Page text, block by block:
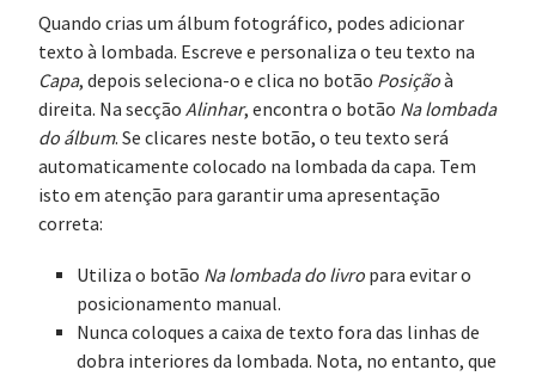
Quando crias um álbum fotográfico, podes adicionar
texto à lombada. Escreve e personaliza o teu texto na
Capa, depois seleciona-o e clica no botão Posiçãoà
direita. Na secção Alinhar, encontra o botão Na lombada
do álbum. Se clicares neste botão, o teu texto será
automaticamente colocado na lombada da capa. Tem
isto em atenção para garantir uma apresentação
correta:
Utiliza o botão Na lombada do livro para evitar o
posicionamento manual.
Nunca coloques a caixa de texto fora das linhas de
dobra interiores da lombada. Nota, no entanto, que